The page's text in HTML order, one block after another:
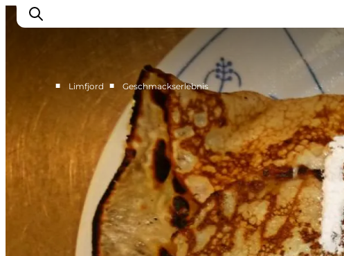
Erlebnisse
Events
Geschmackserlebnis
Wohnmobilurlaub
UNESCO Welterbe
Unterkunft
Der Guide
■ Limfjord ■ Geschmackserlebnis